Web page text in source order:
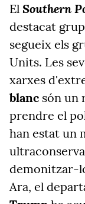
El Southern
destacat
segueix els
Units. Les
xarxes
blanc són un
prendre el
han estat un
demonitzar-
Ara, el